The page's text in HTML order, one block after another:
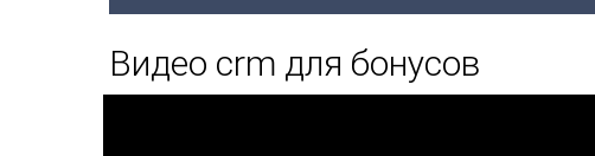
Видео crm для бонусов